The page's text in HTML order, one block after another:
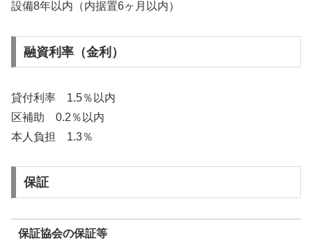
設備8年以内（内据置6ヶ月以内）
融資利率（金利）
貸付利率 1.5％以内
区補助 0.2％以内
本人負担 1.3％
保証
保証協会の保証等